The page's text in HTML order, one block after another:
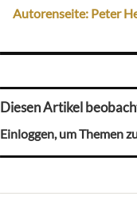
Autorenseite: Peter
Diesen Artikel
Einloggen, um Themen